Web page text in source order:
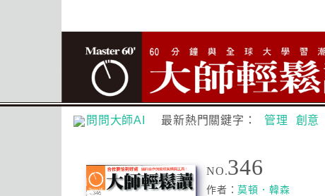
問問大師AI 最新熱門關鍵字： 管理 創意
NO.346
作者：莫頓．韓森